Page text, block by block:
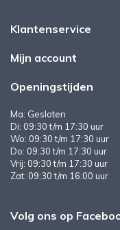
Klantenservice
Mijn account
Openingstijden
Ma: Gesloten
Di: 09:30 t/m 17:30 uur
Wo: 09:30 t/m 17:30 uur
Do: 09:30 t/m 17:30 uur
Vrij: 09:30 t/m 17:30 uur
Zat: 09:30 t/m 16:00 uur
Volg ons op